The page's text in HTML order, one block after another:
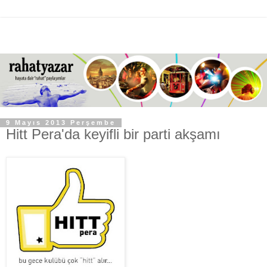
9 Mayıs 2013 Perşembe
Hitt Pera'da keyifli bir parti akşamı